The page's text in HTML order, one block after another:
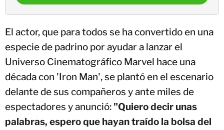
El actor, que para todos se ha convertido en una
especie de padrino por ayudar a lanzar el
Universo Cinematográfico Marvel hace una
década con 'Iron Man', se plantó en el escenario
delante de sus compañeros y ante miles de
espectadores y anunció: "Quiero decir unas
palabras, espero que hayan traído la bolsa del